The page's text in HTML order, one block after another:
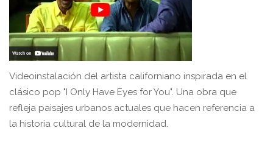
Videoinstalación del artista californiano inspirada en el
clásico pop "I Only Have Eyes for You". Una obra que
refleja paisajes urbanos actuales que hacen referencia a
la historia cultural de la modernidad.